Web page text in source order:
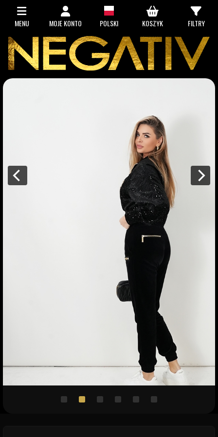
MENU MOJE KONTO POLSKI KOSZYK FILTRY